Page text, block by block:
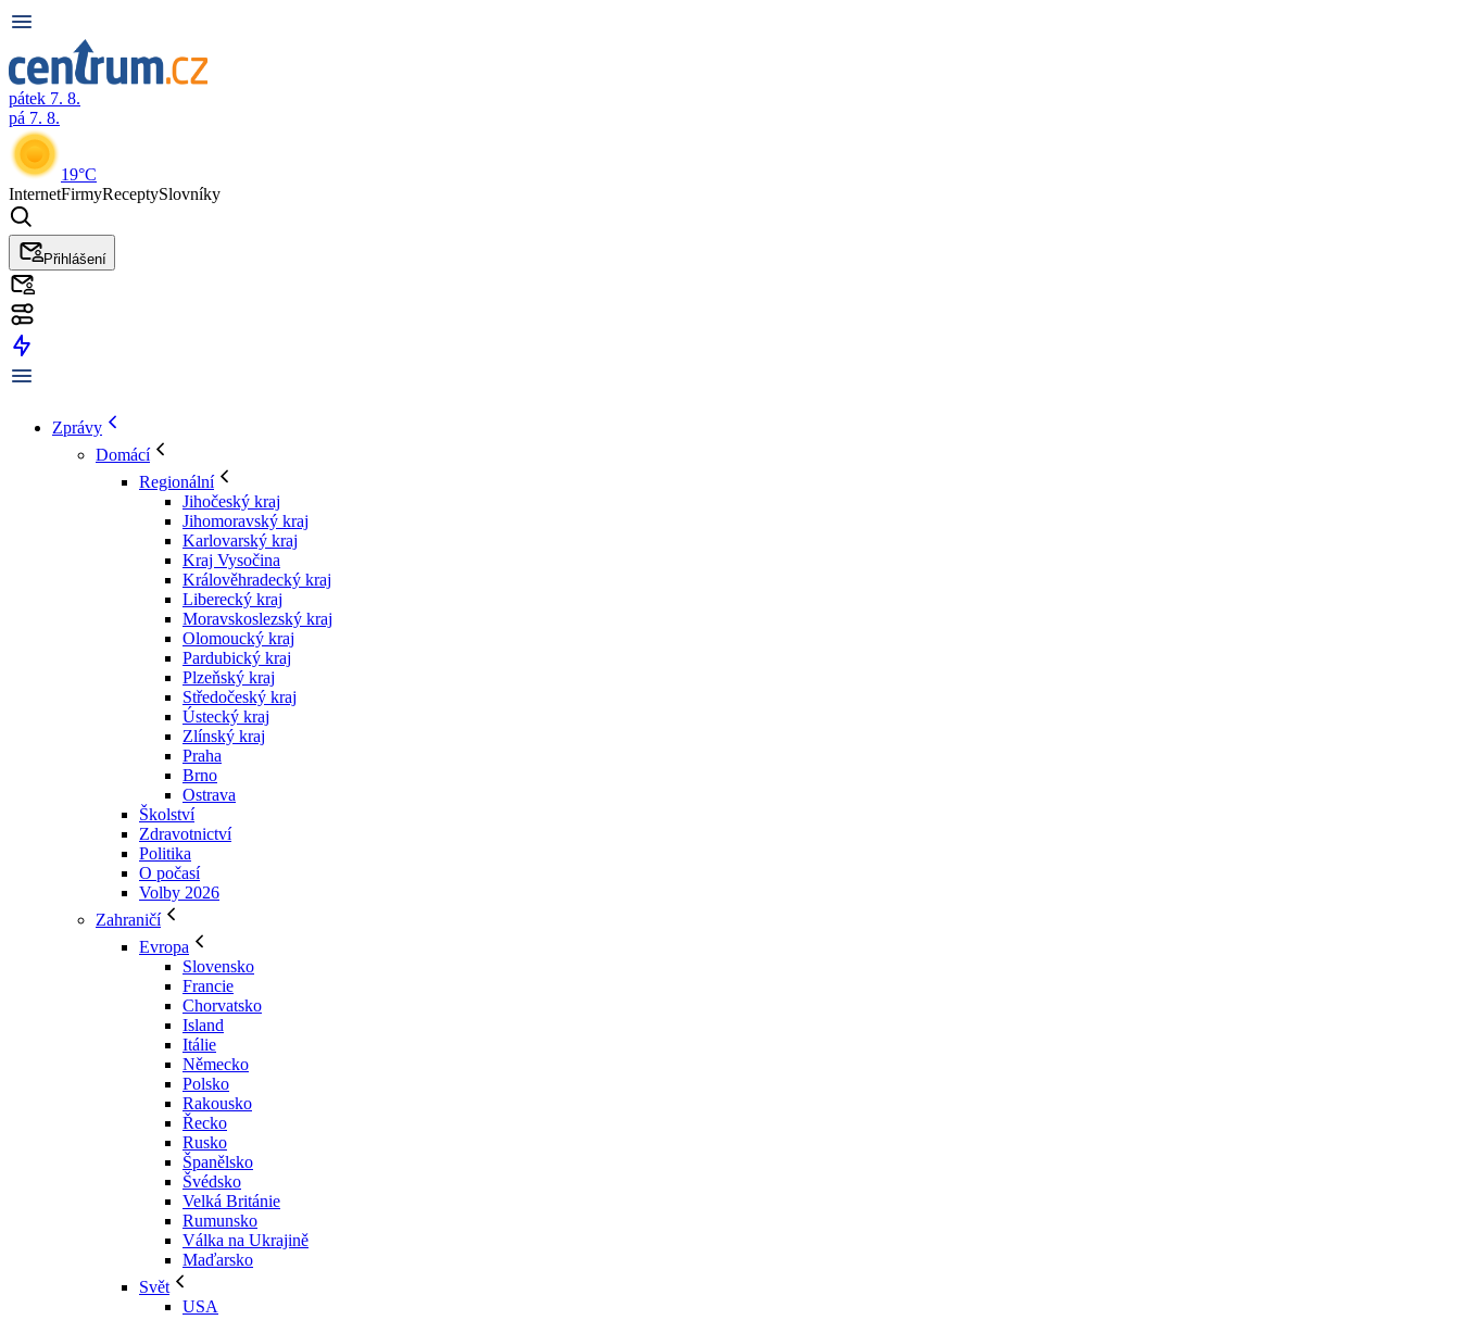
pátek 7. 8.
pá 7. 8.
19°C
InternetFirmyReceptySlovníky
Přihlášení
Zprávy
Domácí
Regionální
Jihočeský kraj
Jihomoravský kraj
Karlovarský kraj
Kraj Vysočina
Králověhradecký kraj
Liberecký kraj
Moravskoslezský kraj
Olomoucký kraj
Pardubický kraj
Plzeňský kraj
Středočeský kraj
Ústecký kraj
Zlínský kraj
Praha
Brno
Ostrava
Školství
Zdravotnictví
Politika
O počasí
Volby 2026
Zahraničí
Evropa
Slovensko
Francie
Chorvatsko
Island
Itálie
Německo
Polsko
Rakousko
Řecko
Rusko
Španělsko
Švédsko
Velká Británie
Rumunsko
Válka na Ukrajině
Maďarsko
Svět
USA